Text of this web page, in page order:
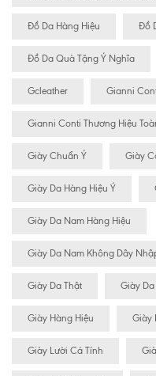
Đồ Da Hàng Hiệu Đồ
Đồ Da Quà Tặng Ý Nghĩa
Gcleather Gianni
Gianni Conti Thương Hiệu
Giày Chuẩn Ý Giày
Giày Da Hàng Hiệu Ý
Giày Da Nam Hàng Hiệu
Giày Da Nam Không Dây
Giày Da Thật Giày Da
Giày Hàng Hiệu Giày
Giày Lười Cá Tính